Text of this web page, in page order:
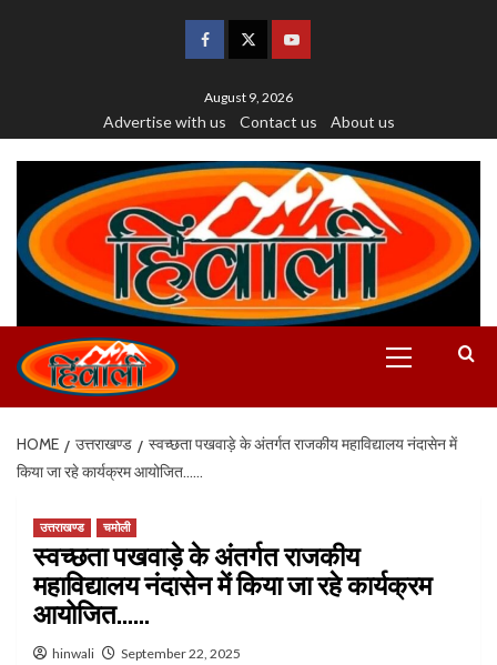
August 9, 2026
Advertise with us Contact us About us
HOME उत्तराखण्ड
स्वच्छता पखवाड़े के अंतर्गत राजकीय महाविद्यालय नंदासेन में
किया जा रहे कार्यक्रम आयोजित……
उत्तराखण्ड चमोली
स्वच्छता पखवाड़े के अंतर्गत राजकीय
महाविद्यालय नंदासेन में किया जा रहे कार्यक्रम
आयोजित……
hinwali September 22, 2025